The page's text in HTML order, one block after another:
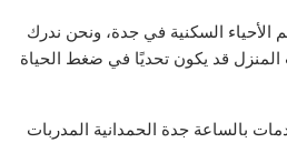
الأحياء السكنية في جدة، ونحن ندرك
قد يكون تحديًا في ضغط الحياة
بالساعة جدة الحمدانية المدربات